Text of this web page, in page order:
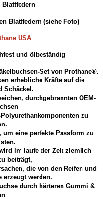
Blattfedern
Blattfedern (siehe Foto)
USA
und ölbeständig
Set von Prothane®.
erhebliche Kräfte auf die
Schäckel.
durchgebrannten OEM-
zu
eine perfekte Passform zu
im laufe der Zeit ziemlich
beiträgt,
die von den Reifen und
erzeugt werden.
durch härteren Gummi &